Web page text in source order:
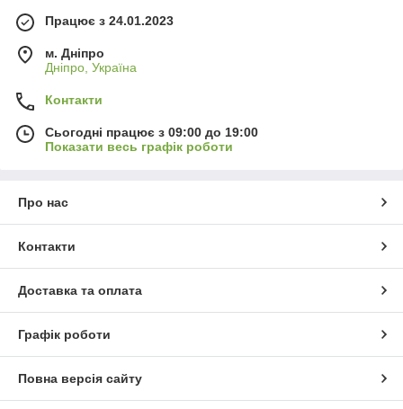
Працює з 24.01.2023
м. Дніпро
Дніпро, Україна
Контакти
Сьогодні працює з 09:00 до 19:00
Показати весь графік роботи
Про нас
Контакти
Доставка та оплата
Графік роботи
Повна версія сайту